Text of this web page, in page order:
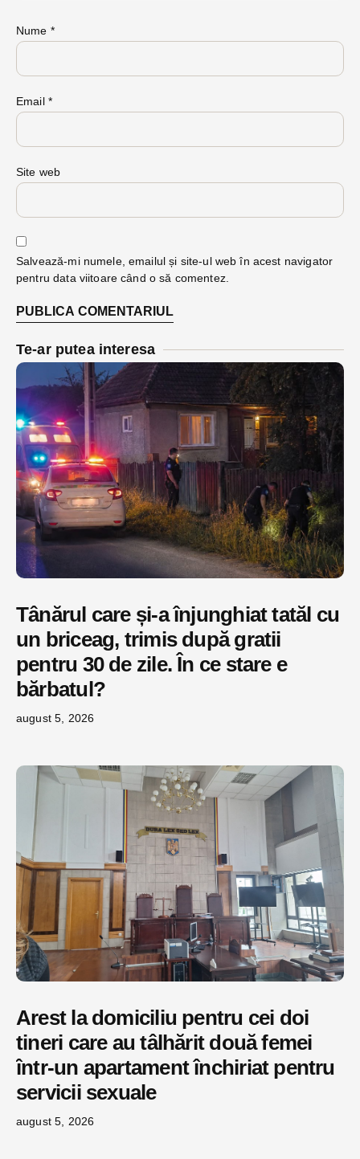
Nume *
Email *
Site web
Salvează-mi numele, emailul și site-ul web în acest navigator
pentru data viitoare când o să comentez.
Te-ar putea interesa
Tânărul care și-a înjunghiat tatăl cu
un briceag, trimis după gratii
pentru 30 de zile. În ce stare e
bărbatul?
august 5, 2026
Arest la domiciliu pentru cei doi
tineri care au tâlhărit două femei
într-un apartament închiriat pentru
servicii sexuale
august 5, 2026